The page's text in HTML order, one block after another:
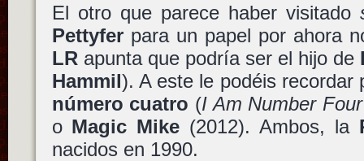
El otro que parece haber visitado
Pettyferpara un papel por ahora
LR apunta que podría ser el hijo de
Hammil). A este le podéis
número cuatro (I Am Number Four
o Magic Mike (2012). Ambos, la
nacidos en 1990.